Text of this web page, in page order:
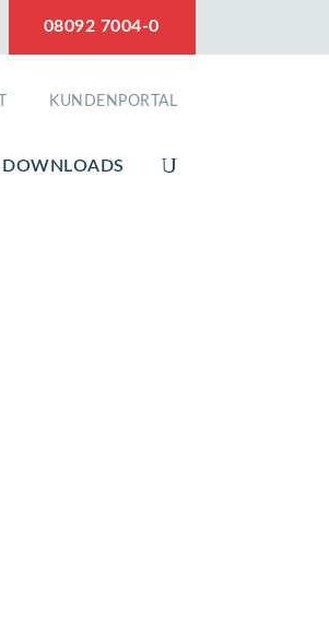
08092 7004-0
KUNDENPORTAL
DOWNLOADS